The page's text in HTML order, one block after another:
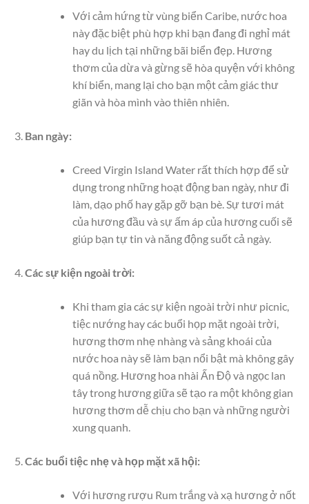
Với cảm hứng từ vùng biển Caribe, nước hoa
này đặc biệt phù hợp khi bạn đang đi nghỉ mát
hay du lịch tại những bãi biển đẹp. Hương
thơm của dừa và gừng sẽ hòa quyện với không
khí biển, mang lại cho bạn một cảm giác thư
giãn và hòa mình vào thiên nhiên.
Ban ngày:
Creed Virgin Island Water rất thích hợp để sử
dụng trong những hoạt động ban ngày, như đi
làm, dạo phố hay gặp gỡ bạn bè. Sự tươi mát
của hương đầu và sự ấm áp của hương cuối sẽ
giúp bạn tự tin và năng động suốt cả ngày.
Các sự kiện ngoài trời:
Khi tham gia các sự kiện ngoài trời như picnic,
tiệc nướng hay các buổi họp mặt ngoài trời,
hương thơm nhẹ nhàng và sảng khoái của
nước hoa này sẽ làm bạn nổi bật mà không gây
quá nồng. Hương hoa nhài Ấn Độ và ngọc lan
tây trong hương giữa sẽ tạo ra một không gian
hương thơm dễ chịu cho bạn và những người
xung quanh.
Các buổi tiệc nhẹ và họp mặt xã hội:
Với hương rượu Rum trắng và xạ hương ở nốt